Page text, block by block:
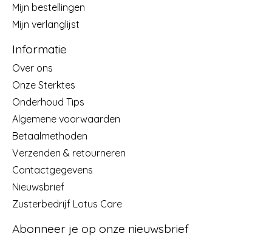
Mijn bestellingen
Mijn verlanglijst
Informatie
Over ons
Onze Sterktes
Onderhoud Tips
Algemene voorwaarden
Betaalmethoden
Verzenden & retourneren
Contactgegevens
Nieuwsbrief
Zusterbedrijf Lotus Care
Abonneer je op onze nieuwsbrief